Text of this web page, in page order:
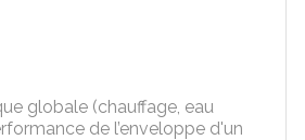
globale (chauffage, eau
de l’enveloppe d'un